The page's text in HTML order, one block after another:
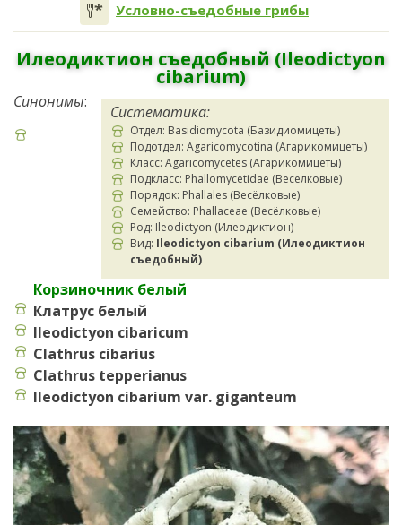
Условно-съедобные грибы
Илеодиктион съедобный (Ileodictyon
cibarium)
Систематика:
Отдел: Basidiomycota (Базидиомицеты)
Подотдел: Agaricomycotina (Агарикомицеты)
Класс: Agaricomycetes (Агарикомицеты)
Подкласс: Phallomycetidae (Веселковые)
Порядок: Phallales (Весёлковые)
Семейство: Phallaceae (Весёлковые)
Род: Ileodictyon (Илеодиктион)
Вид: Ileodictyon cibarium (Илеодиктион
съедобный)
Синонимы:
Корзиночник белый
Клатрус белый
Ileodictyon cibaricum
Clathrus cibarius
Clathrus tepperianus
Ileodictyon cibarium var. giganteum